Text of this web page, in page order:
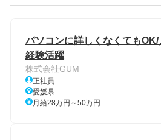
パソコンに詳しくなくても
経験活躍
株式会社GUM
正社員
愛媛県
月給28万円～50万円